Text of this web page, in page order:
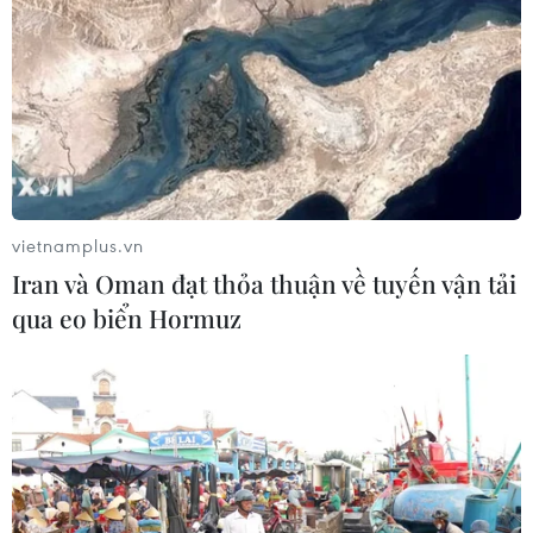
17/07/2026 02:25
Triệu hồi hơn 13.000 xe Hyundai
Tucson để cập nhật phần mềm hệ
thống FCA
16/07/2026 14:25
Xem thêm
CƠ QUAN CHỦ QUẢN: THÔNG TẤN XÃ VIỆT NAM
vietnamplus.vn
Iran và Oman đạt thỏa thuận về tuyến vận tải
qua eo biển Hormuz